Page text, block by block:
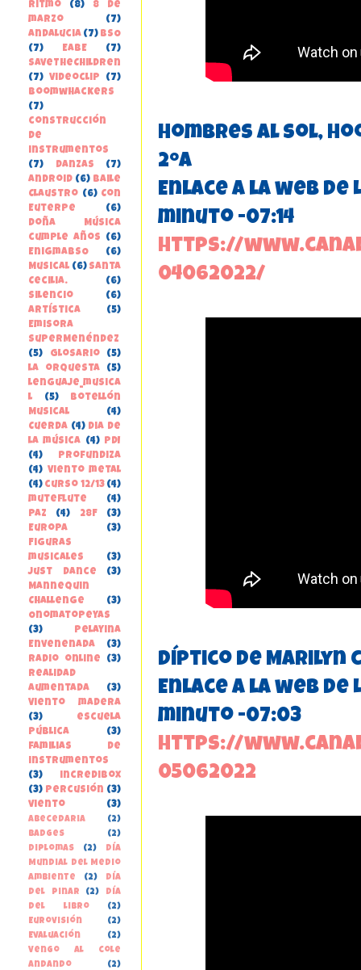
Hombres al sol,
2ºA
Enlace a la web de
minuto -07:14
https://
04062022/
Díptico de Marilyn
Enlace a la web de
minuto -07:03
https://
05062022
Ritmo (8)
8 de
marzo
(7)
Andalucia (7) BSO
(7)
EABE
(7)
SaveTheChildren
(7) Videoclip
(7)
boomwhackers
(7)
construcción
de
instrumentos
(7)
danzas
(7)
Android (6) Baile
Claustro (6) Con
Euterpe
(6)
Doña Música
cumple años
(6)
EnigmaBSO
(6)
Musical (6) Santa
Cecilia.
(6)
Silencio
(6)
Artística
(5)
Emisora
SuperMenéndez
(5)
Glosario
(5)
la orquesta
(5)
lenguaje_musica
l
(5)
Botellón
Musical
(4)
Cuerda (4) Dia de
la música (4) PDI
(4)
Profundiza
(4) Viento metal
(4) curso 12/13 (4)
muteflute
(4)
paz
(4) 28F
(3)
Europa
(3)
Figuras
musicales
(3)
Just Dance
(3)
Mannequin
Challenge
(3)
Onomatopeyas
(3)
Pelayina
Envenenada
(3)
Radio online
(3)
Realidad
Aumentada
(3)
Viento madera
(3)
escuela
pública
(3)
familias de
instrumentos
(3)
incredibox
(3) percusión (3)
viento
(3)
Abecedaria
(2)
Badges
(2)
Diplomas
(2)
Día
Mundial del Medio
Ambiente
(2)
Día
del Pinar
(2)
Día
del libro
(2)
Eurovisión
(2)
Evaluación
(2)
Vengo al cole
andando
(2)